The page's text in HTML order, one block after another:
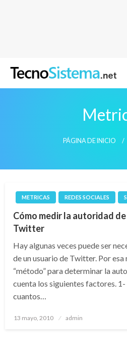
TecnoSistema.net –
PÁGINA DE INICIO
METRICAS REDES SOCIALES
Cómo medir la autoridad
Twitter
Hay algunas veces puede ser
de un usuario de Twitter. Por
“método” para determinar la
cuenta los siguientes factores.
cuantos…
Publicado
13 mayo, 2010 admin